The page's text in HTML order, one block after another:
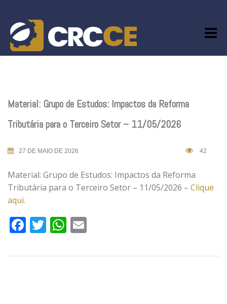
content
Material: Grupo de Estudos: Impactos da Reforma
Tributária para o Terceiro Setor – 11/05/2026
27 DE MAIO DE 2026 42
Material: Grupo de Estudos: Impactos da Reforma
Tributária para o Terceiro Setor – 11/05/2026 – Clique
aqui.
Facebook
TwitterWhatsApp